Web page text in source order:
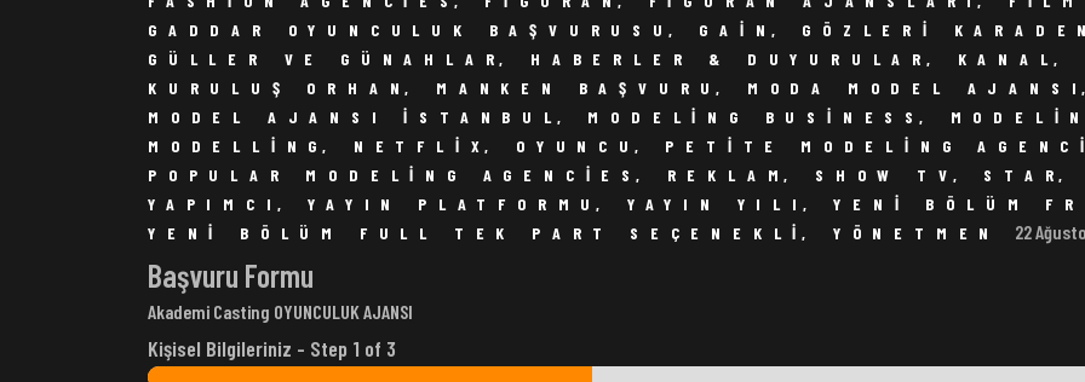
GADDAR OYUNCULUK BAŞVURUSU, GAIN, GÖZLERI
GÜLLER VE GÜNAHLAR, HABERLER & DUYURULAR, KANAL,
KURULUŞ ORHAN, MANKEN BAŞVURU, MODA MODEL AJANSI
MODEL AJANSI ISTANBUL, MODELING BUSINESS,
MODELLING, NETFLIX, OYUNCU, PETITE MODELING
POPULAR MODELING AGENCIES, REKLAM, SHOW TV, STAR,
YAPIMCI,YAYIN PLATFORMU, YAYIN YILI,YENI BÖLÜM
YENI BÖLÜM FULL TEK PART SEÇENEKLI, YÖNETMEN 22
Başvuru Formu
Akademi Casting OYUNCULUK AJANSI
Kişisel Bilgileriniz - Step 1 of 3